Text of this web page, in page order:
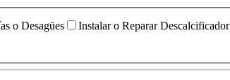
o Desagües Instalar o Reparar Descalcificador